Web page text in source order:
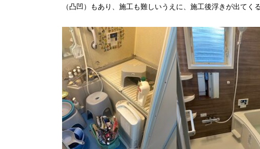
（凸凹）もあり、施工も難しいうえに、施工後浮きが出て